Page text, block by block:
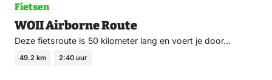
Fietsen
WOII Airborne Route
Deze fietsroute is 50 kilometer lang en voert je door…
49.2 km 2:40 uur